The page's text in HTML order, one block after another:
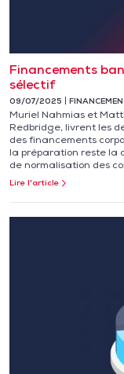
Financements
sélectif
09/07/2025
Muriel Nahmias et
Redbridge, livrent les
des financements
la préparation reste la
de normalisation des
Lire l'article